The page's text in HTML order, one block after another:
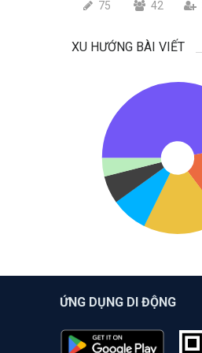
75 42
XU HƯỚNG BÀI VIẾT
ỨNG DỤNG DI ĐỘNG